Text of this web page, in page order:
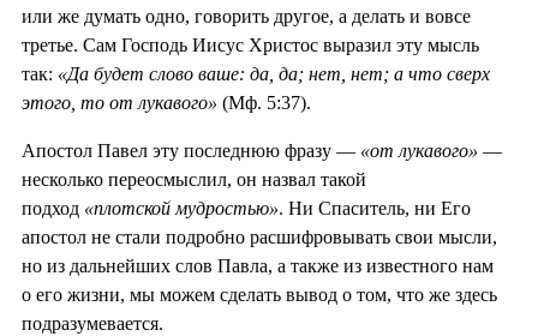
или же думать одно, говорить другое, а делать и вовсе
третье. Сам Господь Иисус Христос выразил эту мысль
так: «Да будет слово ваше: да, да; нет, нет; а что сверх
этого, то от лукавого» (Мф. 5:37).
Апостол Павел эту последнюю фразу — «от лукавого» —
несколько переосмыслил, он назвал такой
подход «плотской мудростью». Ни Спаситель, ни Его
апостол не стали подробно расшифровывать свои мысли,
но из дальнейших слов Павла, а также из известного нам
о его жизни, мы можем сделать вывод о том, что же здесь
подразумевается.